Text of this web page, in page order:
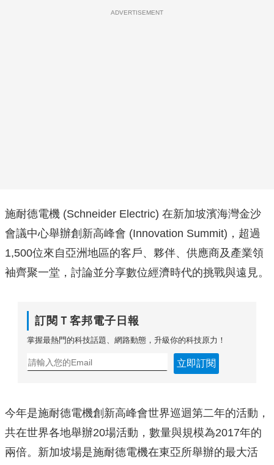
ADVERTISEMENT
施耐德電機 (Schneider Electric) 在新加坡濱海灣金沙
會議中心舉辦創新高峰會 (Innovation Summit)，超過
1,500位來自亞洲地區的客戶、夥伴、供應商及產業領
袖齊聚一堂，討論並分享數位經濟時代的挑戰與遠見。
訂閱Ｔ客邦電子日報
掌握最熱門的科技話題、網路動態，升級你的科技原力！
立即訂閱
今年是施耐德電機創新高峰會世界巡迴第二年的活動，
共在世界各地舉辦20場活動，數量與規模為2017年的
兩倍。新加坡場是施耐德電機在東亞所舉辦的最大活